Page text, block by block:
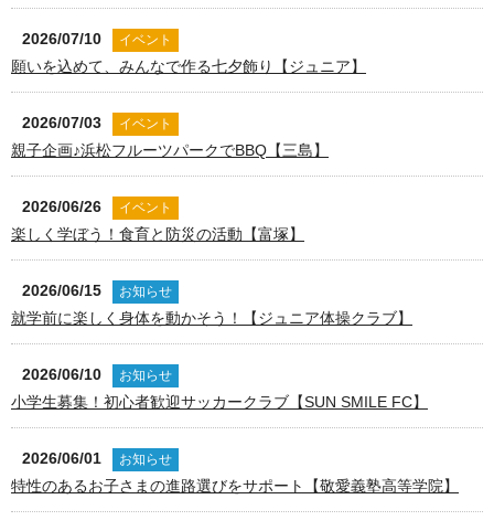
2026/07/10 イベント
願いを込めて、みんなで作る七夕飾り【ジュニア】
2026/07/03 イベント
親子企画♪浜松フルーツパークでBBQ【三島】
2026/06/26 イベント
楽しく学ぼう！食育と防災の活動【富塚】
2026/06/15 お知らせ
就学前に楽しく身体を動かそう！【ジュニア体操クラブ】
2026/06/10 お知らせ
小学生募集！初心者歓迎サッカークラブ【SUN SMILE FC】
2026/06/01 お知らせ
特性のあるお子さまの進路選びをサポート【敬愛義塾高等学院】